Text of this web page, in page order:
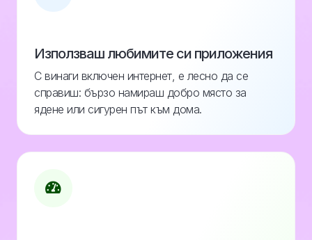
Използваш любимите си приложения
С винаги включен интернет, е лесно да се
справиш: бързо намираш добро място за
ядене или сигурен път към дома.